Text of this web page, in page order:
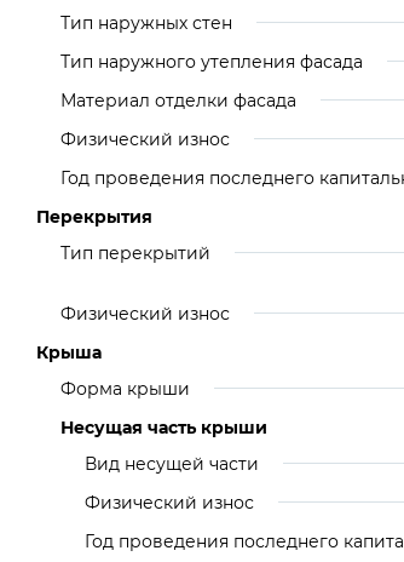
Тип наружных стен
Тип наружного утепления фасада
Материал отделки фасада
Физический износ
Год проведения последнего
Перекрытия
Тип перекрытий
Физический износ
Крыша
Форма крыши
Несущая часть крыши
Вид несущей части
Физический износ
Год проведения последнего